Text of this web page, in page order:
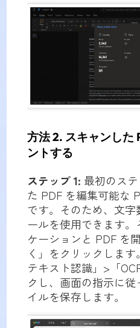
方法 2. スキャンした
ントする
ステップ 1: 最初のス
た PDF を編集可能な
です。そのため、文
ールを使用できます。
ケーションと PDF を
く」をクリックしま
テキスト認識」>「
クし、画面の指示に
イルを保存します。